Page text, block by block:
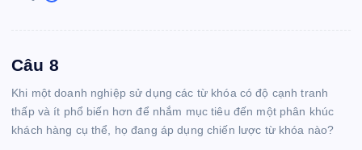
Câu 8
Khi một doanh nghiệp sử dụng các từ khóa có độ cạnh tranh
thấp và ít phổ biến hơn để nhắm mục tiêu đến một phân khúc
khách hàng cụ thể, họ đang áp dụng chiến lược từ khóa nào?